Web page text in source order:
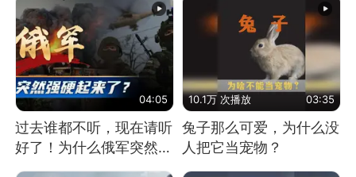
04:05
过去谁都不听，现在请听
好了！为什么俄军突然强
硬起来了？
10.1万 次播放 03:35
兔子那么可爱，为什么没
人把它当宠物？